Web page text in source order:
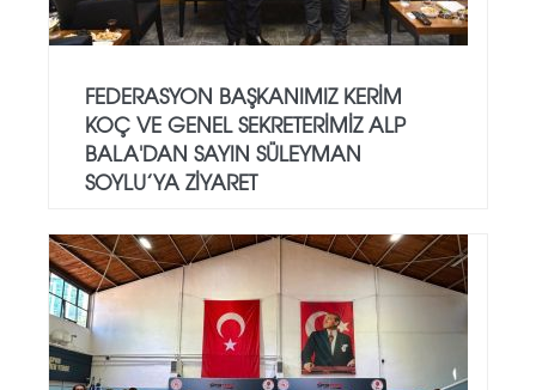
FEDERASYON BAŞKANIMIZ KERIM
KOÇ VE GENEL SEKRETERIMIZ ALP
BALA'DAN SAYIN SÜLEYMAN
SOYLU’YA ZIYARET